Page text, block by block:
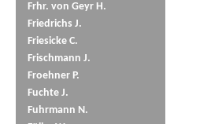
Frhr. von Geyr H.
Friedrichs J.
Friesicke C.
Frischmann J.
Froehner P.
Fuchte J.
Fuhrmann N.